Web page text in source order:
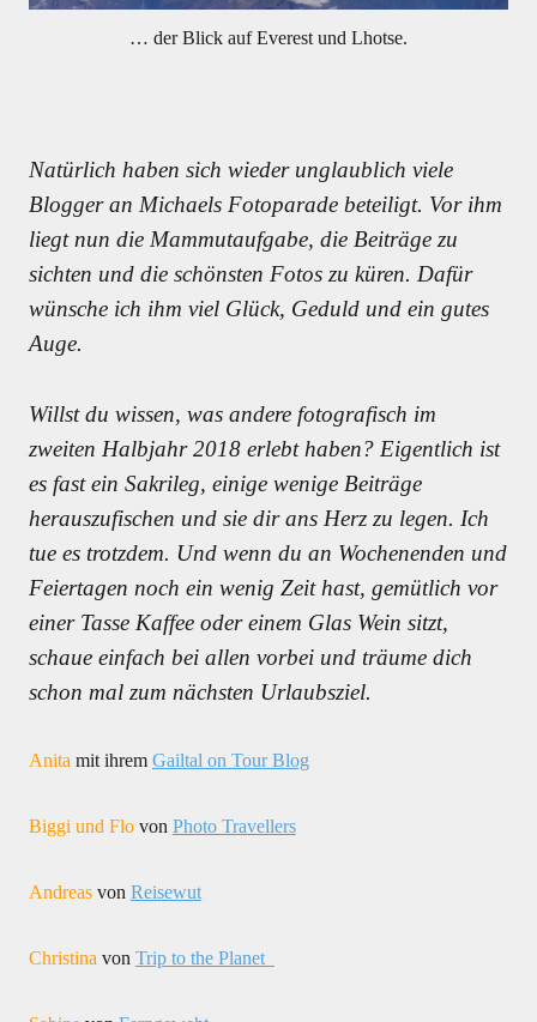
… der Blick auf Everest und Lhotse.
Natürlich haben sich wieder unglaublich viele
Blogger an Michaels Fotoparade beteiligt. Vor ihm
liegt nun die Mammutaufgabe, die Beiträge zu
sichten und die schönsten Fotos zu küren. Dafür
wünsche ich ihm viel Glück, Geduld und ein gutes
Auge.
Willst du wissen, was andere fotografisch im
zweiten Halbjahr 2018 erlebt haben? Eigentlich ist
es fast ein Sakrileg, einige wenige Beiträge
herauszufischen und sie dir ans Herz zu legen. Ich
tue es trotzdem. Und wenn du an Wochenenden und
Feiertagen noch ein wenig Zeit hast, gemütlich vor
einer Tasse Kaffee oder einem Glas Wein sitzt,
schaue einfach bei allen vorbei und träume dich
schon mal zum nächsten Urlaubsziel.
Anitamit ihrem Gailtal on Tour Blog
Biggi und Flo von Photo Travellers
Andreasvon Reisewut
Christinavon Trip to the Planet